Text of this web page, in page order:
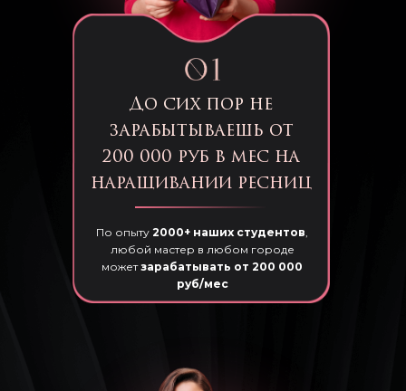
До сих пор не
зарабытываешь от
200 000 руб в мес на
наращивании ресниц
По опыту 2000+ наших студентов,
любой мастер в любом городе
можетзарабатывать от 200 000
руб/мес